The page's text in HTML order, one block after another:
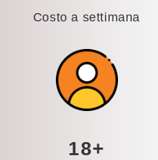
Costo a settimana
18+